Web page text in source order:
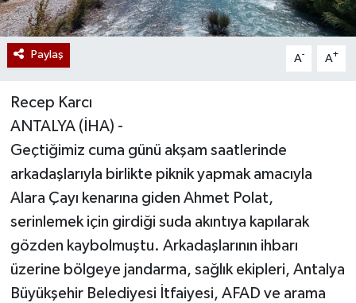
Paylaş A- A+
Recep Karcı
ANTALYA (İHA) -
Geçtiğimiz cuma günü akşam saatlerinde
arkadaşlarıyla birlikte piknik yapmak amacıyla
Alara Çayı kenarına giden Ahmet Polat,
serinlemek için girdiği suda akıntıya kapılarak
gözden kaybolmuştu. Arkadaşlarının ihbarı
üzerine bölgeye jandarma, sağlık ekipleri, Antalya
Büyükşehir Belediyesi İtfaiyesi, AFAD ve arama